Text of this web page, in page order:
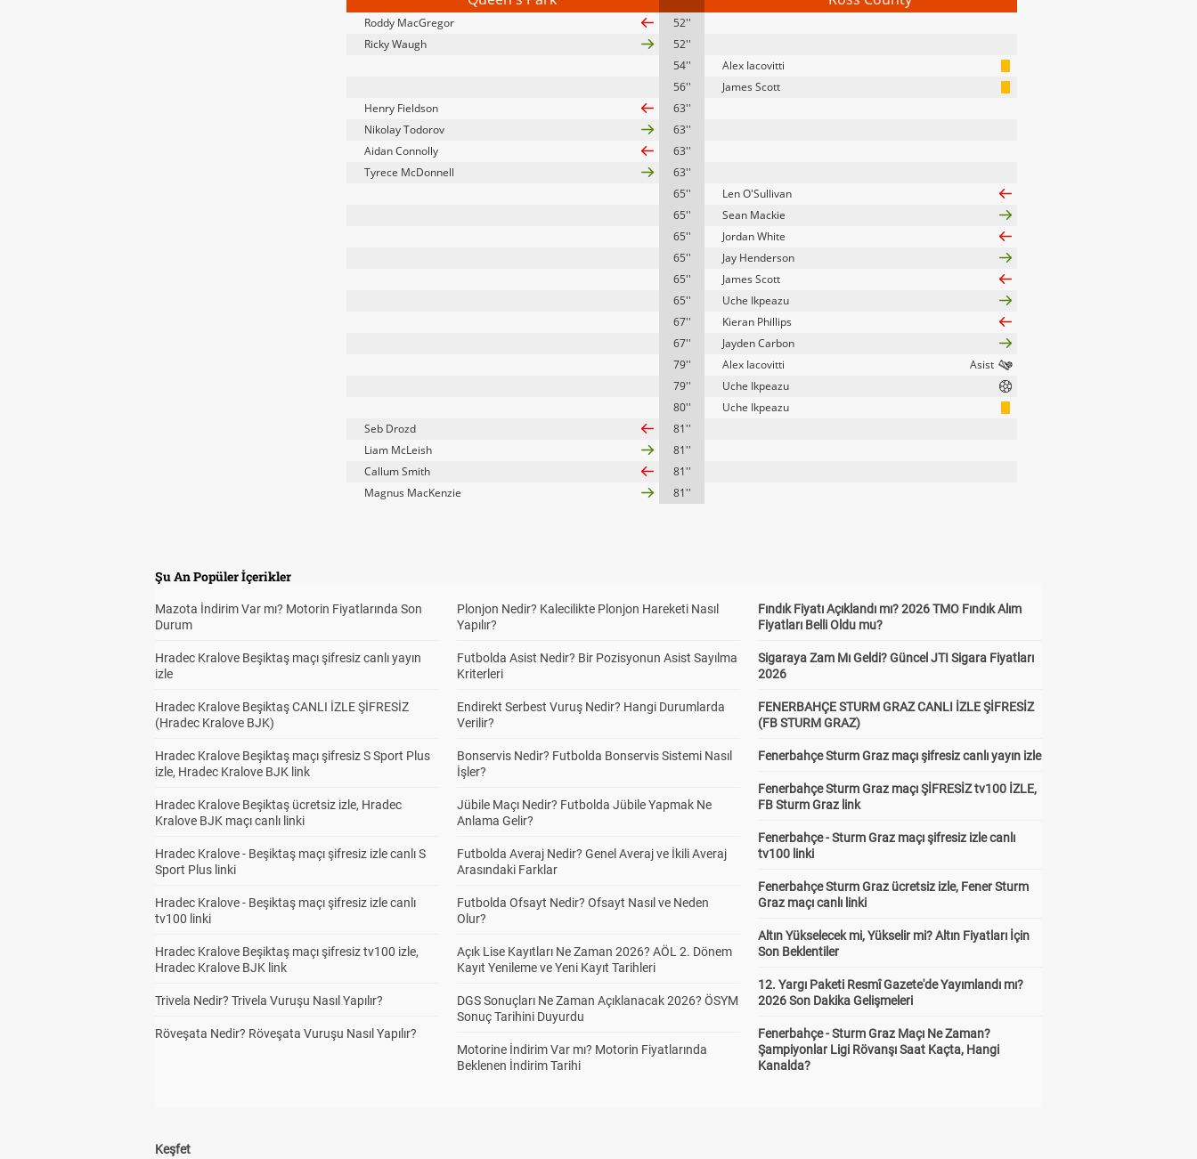
Roddy MacGregor
52''
Ricky Waugh
52''
54''
Alex Iacovitti
56''
James Scott
Henry Fieldson
63''
Nikolay Todorov
63''
Aidan Connolly
63''
Tyrece McDonnell
63''
65''
Len O'Sullivan
65''
Sean Mackie
65''
Jordan White
65''
Jay Henderson
65''
James Scott
65''
Uche Ikpeazu
67''
Kieran Phillips
67''
Jayden Carbon
79''
Alex Iacovitti
79''
Uche Ikpeazu
80''
Uche Ikpeazu
Seb Drozd
81''
Liam McLeish
81''
Callum Smith
81''
Magnus MacKenzie
81''
Şu An Popüler İçerikler
Mazota İndirim Var mı? Motorin Fiyatlarında Son
Durum
Hradec Kralove Beşiktaş maçı şifresiz canlı yayın
izle
Hradec Kralove Beşiktaş CANLI İZLE ŞİFRESİZ
(Hradec Kralove BJK)
Hradec Kralove Beşiktaş maçı şifresiz S Sport Plus
izle, Hradec Kralove BJK link
Hradec Kralove Beşiktaş ücretsiz izle, Hradec
Kralove BJK maçı canlı linki
Hradec Kralove - Beşiktaş maçı şifresiz izle canlı S
Sport Plus linki
Hradec Kralove - Beşiktaş maçı şifresiz izle canlı
tv100 linki
Hradec Kralove Beşiktaş maçı şifresiz tv100 izle,
Hradec Kralove BJK link
Trivela Nedir? Trivela Vuruşu Nasıl Yapılır?
Röveşata Nedir? Röveşata Vuruşu Nasıl Yapılır?
Plonjon Nedir? Kalecilikte Plonjon Hareketi Nasıl
Yapılır?
Futbolda Asist Nedir? Bir Pozisyonun Asist Sayılma
Kriterleri
Endirekt Serbest Vuruş Nedir? Hangi Durumlarda
Verilir?
Bonservis Nedir? Futbolda Bonservis Sistemi Nasıl
İşler?
Jübile Maçı Nedir? Futbolda Jübile Yapmak Ne
Anlama Gelir?
Futbolda Averaj Nedir? Genel Averaj ve İkili Averaj
Arasındaki Farklar
Futbolda Ofsayt Nedir? Ofsayt Nasıl ve Neden
Olur?
Açık Lise Kayıtları Ne Zaman 2026? AÖL 2. Dönem
Kayıt Yenileme ve Yeni Kayıt Tarihleri
DGS Sonuçları Ne Zaman Açıklanacak 2026? ÖSYM
Sonuç Tarihini Duyurdu
Motorine İndirim Var mı? Motorin Fiyatlarında
Beklenen İndirim Tarihi
Fındık Fiyatı Açıklandı mı? 2026 TMO Fındık Alım
Fiyatları Belli Oldu mu?
Sigaraya Zam Mı Geldi? Güncel JTI Sigara Fiyatları
2026
FENERBAHÇE STURM GRAZ CANLI İZLE ŞİFRESİZ
(FB STURM GRAZ)
Fenerbahçe Sturm Graz maçı şifresiz canlı yayın izle
Fenerbahçe Sturm Graz maçı ŞİFRESİZ tv100 İZLE,
FB Sturm Graz link
Fenerbahçe - Sturm Graz maçı şifresiz izle canlı
tv100 linki
Fenerbahçe Sturm Graz ücretsiz izle, Fener Sturm
Graz maçı canlı linki
Altın Yükselecek mi, Yükselir mi? Altın Fiyatları İçin
Son Beklentiler
12. Yargı Paketi Resmî Gazete'de Yayımlandı mı?
2026 Son Dakika Gelişmeleri
Fenerbahçe - Sturm Graz Maçı Ne Zaman?
Şampiyonlar Ligi Rövanşı Saat Kaçta, Hangi
Kanalda?
Keşfet